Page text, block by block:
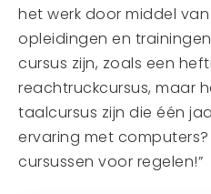
het werk door middel
opleidingen en
cursus zijn, zoals een
reachtruckcursus, maar
taalcursus zijn die één
ervaring met
cursussen voor regelen!”